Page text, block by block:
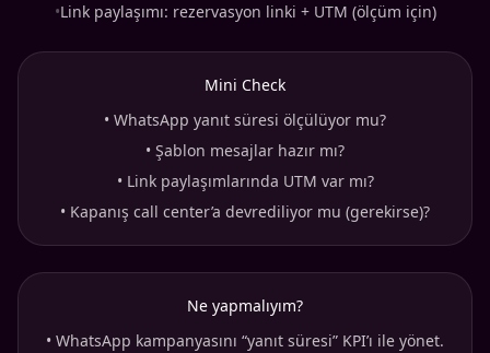
•Link paylaşımı: rezervasyon linki + UTM (ölçüm için)
Mini Check
• WhatsApp yanıt süresi ölçülüyor mu?
• Şablon mesajlar hazır mı?
• Link paylaşımlarında UTM var mı?
• Kapanış call center’a devrediliyor mu (gerekirse)?
Ne yapmalıyım?
• WhatsApp kampanyasını “yanıt süresi” KPI’ı ile yönet.